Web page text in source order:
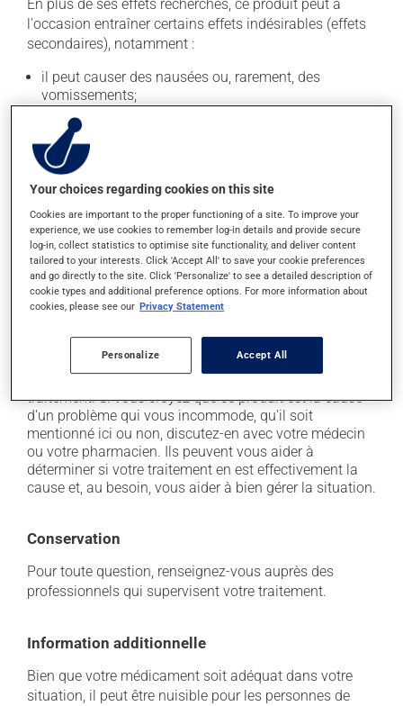
En plus de ses effets recherchés, ce produit peut à
l'occasion entraîner certains effets indésirables (effets
secondaires), notamment :
il peut causer des nausées ou, rarement, des
vomissements;
il peut provoquer une baisse de certains globules
blancs, ce qui peut se manifester par de la fièvre, des
frissons, des maux de gorge ou des infections -
contactez votre médecin si cela se produit;
il peut causer une baisse du taux sanguin de
plaquettes et des saignements anormaux;
il peut causer de la diarrhée;
il peut provoquer de la fièvre;
il peut provoquer une baisse de certains globules
blancs, ce qui peut se manifester par de la fièvre, des
contactez votre médecin si cela se produit.
Chaque personne peut réagir différemment à un
traitement. Si vous croyez que ce produit est la cause
d'un problème qui vous incommode, qu'il soit
mentionné ici ou non, discutez-en avec votre médecin
ou votre pharmacien. Ils peuvent vous aider à
déterminer si votre traitement en est effectivement la
cause et, au besoin, vous aider à bien gérer la situation.
Conservation
Pour toute question, renseignez-vous auprès des
professionnels qui supervisent votre traitement.
Information additionnelle
Bien que votre médicament soit adéquat dans votre
situation, il peut être nuisible pour les personnes de
Your choices regarding cookies on this site
Cookies are important to the proper functioning of a site. To improve your
experience, we use cookies to remember log-in details and provide secure
log-in, collect statistics to optimise site functionality, and deliver content
tailored to your interests. Click 'Accept All' to save your cookie preferences
and go directly to the site. Click 'Personalize' to see a detailed description of
cookie types and additional preference options. For more information about
cookies, please see our Privacy Statement
Personalize Accept All